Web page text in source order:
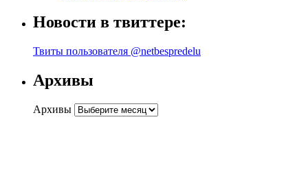
Новости в твиттере:
Твиты пользователя @netbespredelu
Архивы
Архивы